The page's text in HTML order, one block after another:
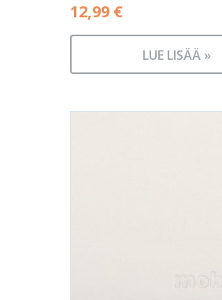
12,99 €
LUE LISÄÄ »